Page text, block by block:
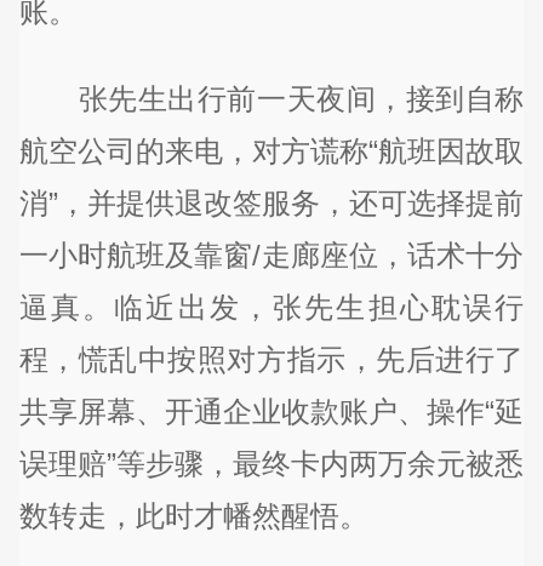
账。
张先生出行前一天夜间，接到自称
航空公司的来电，对方谎称“航班因故取
消”，并提供退改签服务，还可选择提前
一小时航班及靠窗/走廊座位，话术十分
逼真。临近出发，张先生担心耽误行
程，慌乱中按照对方指示，先后进行了
共享屏幕、开通企业收款账户、操作“延
误理赔”等步骤，最终卡内两万余元被悉
数转走，此时才幡然醒悟。